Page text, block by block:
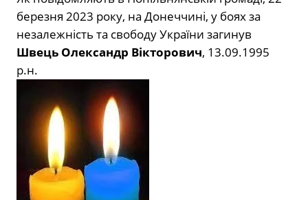
березня 2023 року, на Донеччині, у боях за
незалежність та свободу України загинув
Швець Олександр Вікторович, 13.09.1995
р.н.